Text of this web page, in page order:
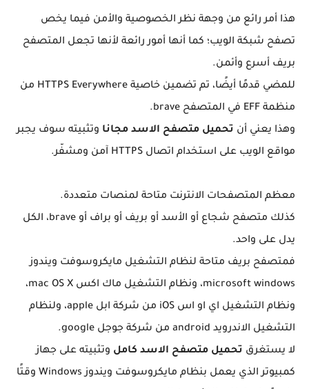
هذا أمر رائع من وجهة نظر الخصوصية والأمن فيما يخص
تصفح شبكة الويب؛ كما أنها أمور رائعة لأنها تجعل المتصفح
بريف أسرع وأئمن.
للمضي قدمًا أيضًا، تم تضمين خاصية HTTPS Everywhere من
منظمة EFF في المتصفح brave.
وهذا يعني أن تحميل متصفح الاسد مجانا وتثبيته سوف يجبر
مواقع الويب على استخدام اتصال HTTPS آمن ومشفّر.
معظم المتصفحات الانترنت متاحة لمنصات متعددة.
كذلك متصفح شجاع أو الأسد أو بريف أو براف أو brave، الكل
يدل على واحد.
فمتصفح بريف متاحة لنظام التشغيل مايكروسوفت ويندوز
microsoft windows، ونظام التشغيل ماك اكس mac OS X،
ونظام التشغيل اي او اس iOS من شركة ابل apple، ولنظام
التشغيل الاندرويد android من شركة جوجل google.
لا يستغرق تحميل متصفح الاسد كامل وتثبيته على جهاز
كمبيوتر الذي يعمل بنظام مايكروسوفت ويندوز Windows وقتًا